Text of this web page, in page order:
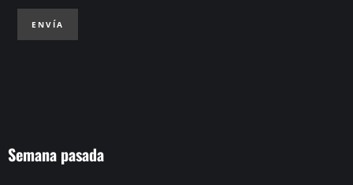
ENVÍA
Semana pasada